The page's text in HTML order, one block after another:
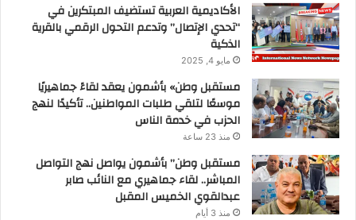
الأكاديمية العربية تستضيف المبتكرين في
“تحدي الإتصال” وتدعم التحول الرقمي بالقرية
الذكية
مايو 4, 2025
مستقبل وطن» بأشمون يعقد لقاءً جماهيريًا
موسعًا لتلقي طلبات المواطنين.. تأكيدًا لنهج
الحزب في خدمة الناس
منذ 23 ساعة
مستقبل وطن” بأشمون يواصل نهج التواصل
المباشر.. لقاء جماهيري مع النائب صابر
عبدالقوي الخميس المقبل
منذ 3 أيام